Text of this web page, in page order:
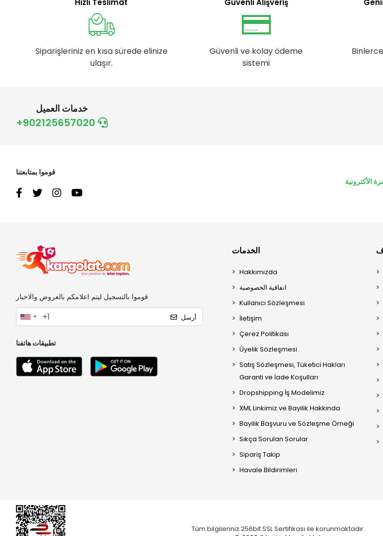
Hızlı Teslimat
Siparişleriniz en kısa sürede elinize
ulaşır.
Güvenli Alışveriş
Güvenli ve kolay ödeme
sistemi
خدمات العميل
+902125657020
قوموا بمتابعتنا
الأكترونية
قوموا بالتسجيل ليتم اعلامكم بالعروض والاخبار
أرسل
تطبيقات هاتفنا
الخدمات
Hakkımızda
اتفاقية الخصوصية
Kullanıcı Sözleşmesi
İletişim
Çerez Politikası
Üyelik Sözleşmesi
Satış Sözleşmesi, Tüketici Hakları
Garanti ve İade Koşulları
Dropshipping İş Modelimiz
XML Linkimiz ve Bayilik Hakkında
Bayilik Başvuru ve Sözleşme Örneği
Sıkça Sorulan Sorular
Sipariş Takip
Havale Bildirimleri
Tüm bilgileriniz 256bit SSL Sertifikası ile korunmaktadır.